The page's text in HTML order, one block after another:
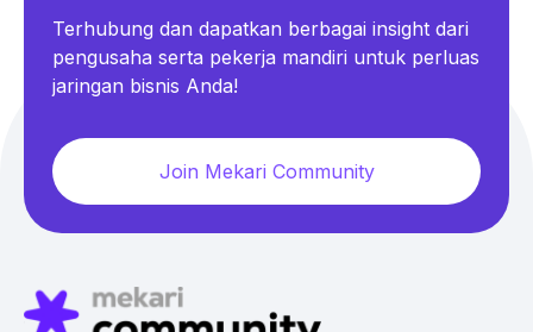
Terhubung dan dapatkan berbagai insight dari
pengusaha serta pekerja mandiri untuk perluas
jaringan bisnis Anda!
Join Mekari Community